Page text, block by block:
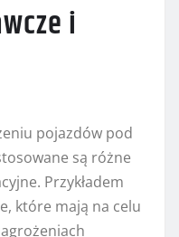
i
pojazdów pod
są różne
Przykładem
które mają na celu